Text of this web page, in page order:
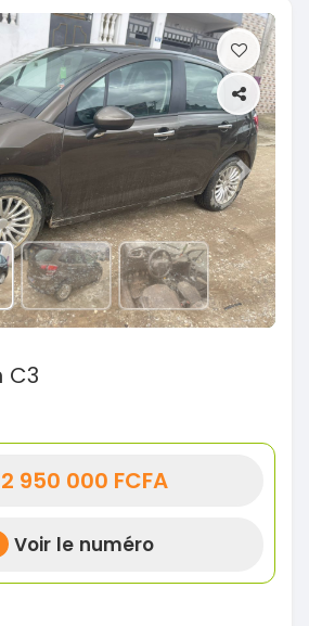
Next
C3
2 950 000 FCFA
Voir le numéro